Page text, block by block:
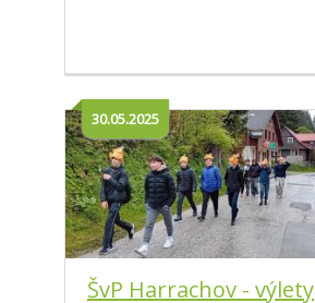
ŠvP Harrachov - výlety
30.05.2025